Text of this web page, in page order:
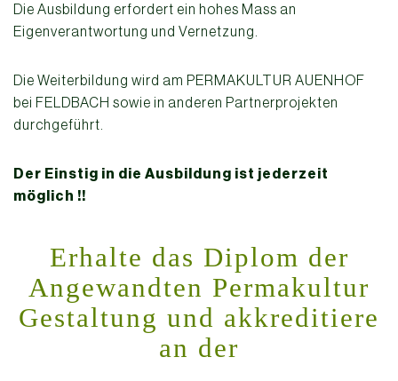
Die Ausbildung erfordert ein hohes Mass an
Eigenverantwortung und Vernetzung.
Die Weiterbildung wird am PERMAKULTUR AUENHOF
bei FELDBACH sowie in anderen Partnerprojekten
durchgeführt.
Der Einstig in die Ausbildung ist jederzeit
möglich !!
Erhalte das Diplom der
Angewandten Permakultur
Gestaltung und akkreditiere
an der